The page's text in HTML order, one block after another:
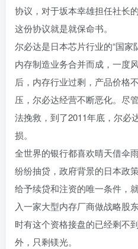
协议，对于坂本幸雄担任社长
这份协议就是就保命书。
尔必达是日本芯片行业的“国家
内存制造业务合并而成，一度
后，内存行业过剩，产品价格
压，尔必达经营不断恶化。尽
法挽救，到了2011年底，尔必
损。
全世界的银行都喜欢晴天借伞
纷纷抽贷，政府背景的日本政
给予续贷和注资的唯一条件，
入一家大型内存厂商做战略股
时有这个资格接盘的已经剩不
外，只剩镁光。